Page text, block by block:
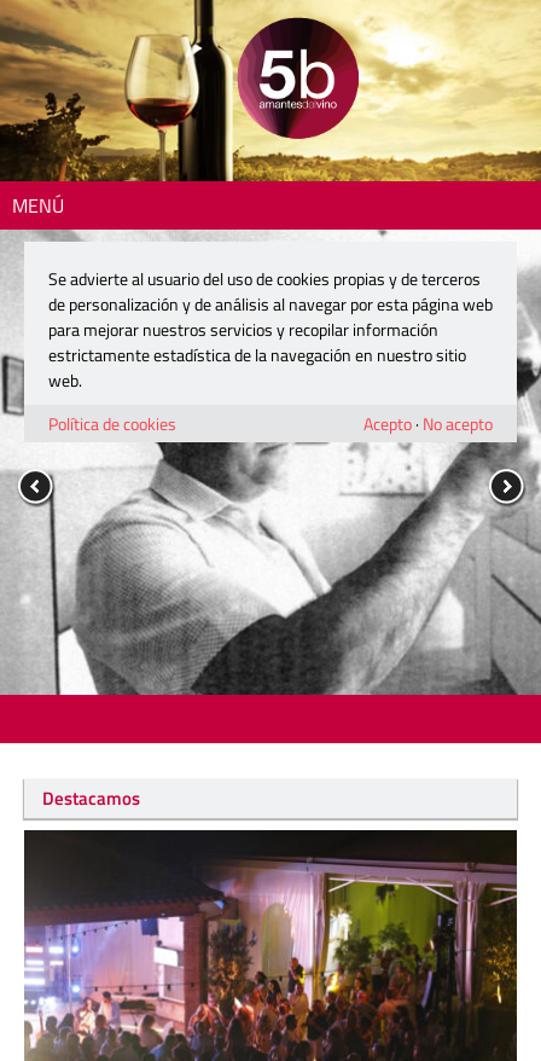
MENÚ
Destacamos
Se advierte al usuario del uso de cookies propias y de terceros
de personalización y de análisis al navegar por esta página web
para mejorar nuestros servicios y recopilar información
estrictamente estadística de la navegación en nuestro sitio
web.
Política de cookies
Acepto· No acepto